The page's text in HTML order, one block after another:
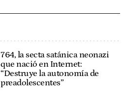
764, la secta satánica neonazi
que nació en Internet:
“Destruye la autonomía de
preadolescentes”